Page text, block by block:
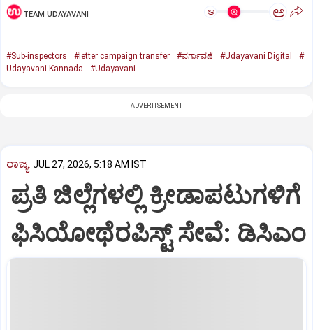
TEAM UDAYAVANI ಅ ಅ
#Sub-inspectors #letter campaign transfer #ವರ್ಗಾವಣೆ #Udayavani Digital
#
Udayavani Kannada
#Udayavani
ADVERTISEMENT
ರಾಜ್ಯ JUL 27, 2026, 5:18 AM IST
ಪ್ರತಿ ಜಿಲ್ಲೆಗಳಲ್ಲಿ ಕ್ರೀಡಾಪಟುಗಳಿಗೆ
ಫಿಸಿಯೋಥೆರಪಿಸ್ಟ್‌ ಸೇವೆ: ಡಿಸಿಎಂ